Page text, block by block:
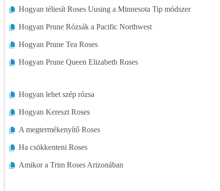
Talaj
Zöldségeskert
Hogyan téliesít Roses Uusing a Minnesota Tip módszer
Hogyan Prune Rózsák a Pacific Northwest
Hogyan Prune Tea Roses
Hogyan Prune Queen Elizabeth Roses
Hogyan lehet szép rózsa
Hogyan Kereszt Roses
A megtermékenyítő Roses
Ha csökkenteni Roses
Amikor a Trim Roses Arizonában